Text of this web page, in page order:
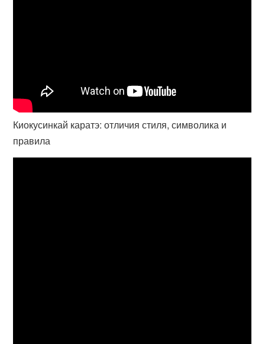
Киокусинкай каратэ: отличия стиля, символика и
правила